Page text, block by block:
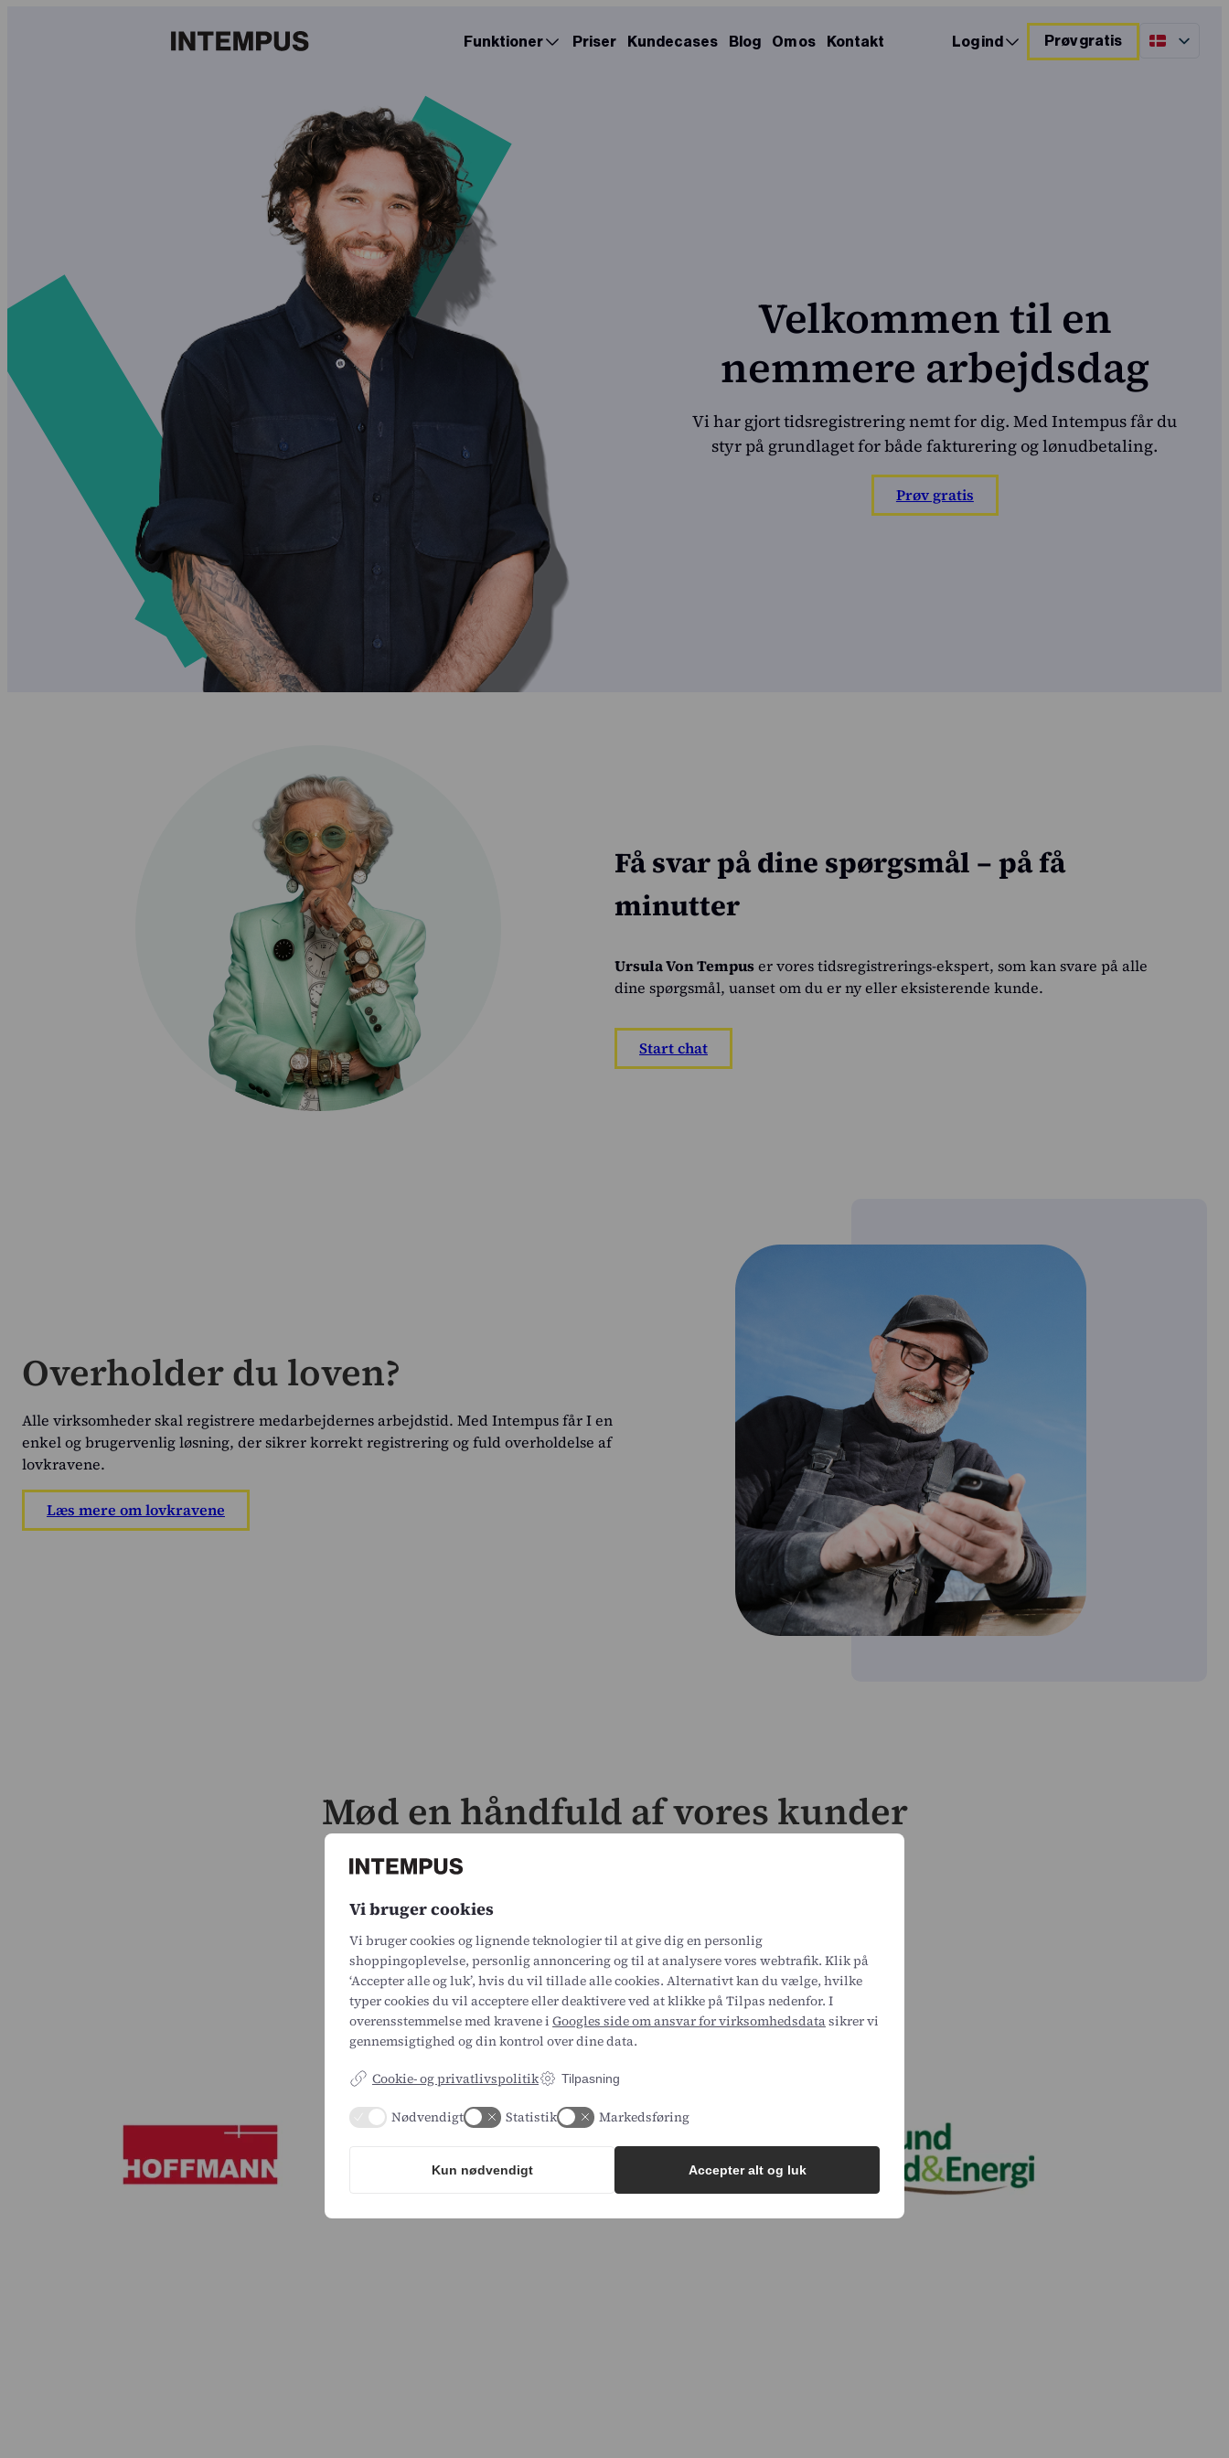
Funktioner Priser Kundecases Blog Om os Kontakt Log ind Prøv gratis
Velkommen til en
nemmere arbejdsdag
Vi har gjort tidsregistrering nemt for dig. Med Intempus får du
styr på grundlaget for både fakturering og lønudbetaling.
Prøv gratis
Få svar på dine spørgsmål – på få
minutter
Ursula Von Tempuser vores tidsregistrerings-ekspert, som kan svare på alle
dine spørgsmål, uanset om du er ny eller eksisterende kunde.
Start chat
Overholder du loven?
Alle virksomheder skal registrere medarbejdernes arbejdstid. Med Intempus får I en
enkel og brugervenlig løsning, der sikrer korrekt registrering og fuld overholdelse af
lovkravene.
Læs mere om lovkravene
Mød en håndfuld af vores kunder
Vi bruger cookies
Vi bruger cookies og lignende teknologier til at give dig en personlig
shoppingoplevelse, personlig annoncering og til at analysere vores webtrafik. Klik på
‘Accepter alle og luk’, hvis du vil tillade alle cookies. Alternativt kan du vælge, hvilke
typer cookies du vil acceptere eller deaktivere ved at klikke på Tilpas nedenfor. I
overensstemmelse med kravene i Googles side om ansvar for virksomhedsdatasikrer vi
gennemsigtighed og din kontrol over dine data.
Cookie- og privatlivspolitik Tilpasning
Nødvendigt Statistik Markedsføring
Kun nødvendigt Accepter alt og luk